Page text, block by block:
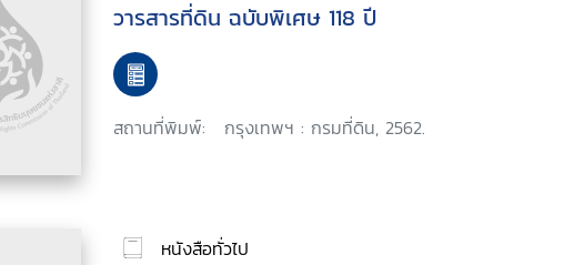
วารสารที่ดิน ฉบับพิเศษ 118 ปี
สถานที่พิมพ์: กรุงเทพฯ : กรมที่ดิน, 2562.
หนังสือทั่วไป